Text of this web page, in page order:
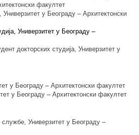
факултет
Универзитет у Београду – Архитектонски
Универзитет у Београду –
докторских студија, Универзитет у
у Београду – Архитектонски факултет
у Београду – Архитектонски факултет
Универзитет у Београду –